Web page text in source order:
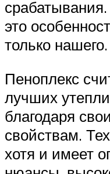
это
только нашего.
Пеноплекс
лучших
благодаря
свойствам.
хотя и имеет